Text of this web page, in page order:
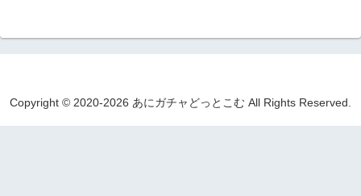
Copyright © 2020-2026 あにガチャどっとこむ All Rights Reserved.